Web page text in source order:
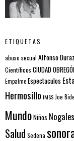
ETIQUETAS
abuso sexual Alfonso
Científicos CIUDAD
EmpalmeEspectaculos
Hermosillo IMSSJoe
MundoNiños Nogales
Salud Sedena